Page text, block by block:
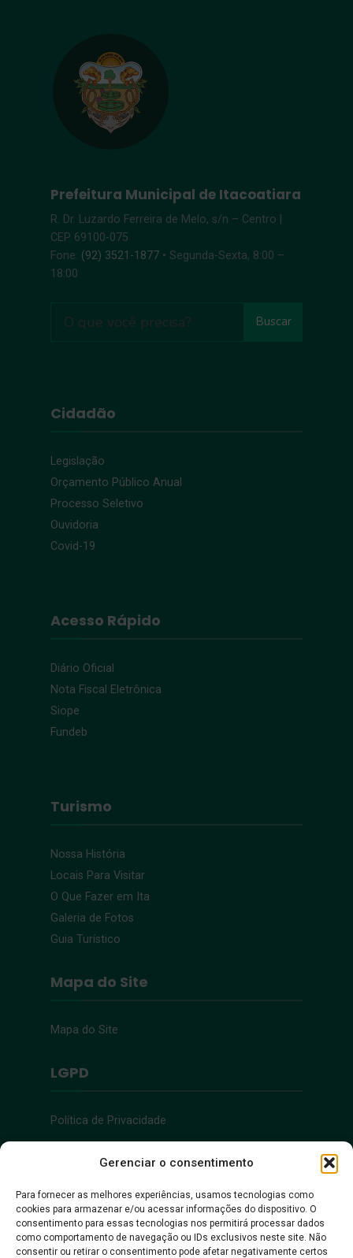
Gerenciar o consentimento
Para fornecer as melhores experiências, usamos tecnologias como
cookies para armazenar e/ou acessar informações do dispositivo. O
consentimento para essas tecnologias nos permitirá processar dados
como comportamento de navegação ou IDs exclusivos neste site. Não
consentir ou retirar o consentimento pode afetar negativamente certos
Prefeitura Municipal de Itacoatiara
R. Dr. Luzardo Ferreira de Melo, s/n – Centro |
CEP 69100-075
Fone: (92) 3521-1877 • Segunda-Sexta, 8:00 –
18:00
Buscar
Cidadão
Legislação
Orçamento Público Anual
Processo Seletivo
Ouvidoria
Covid-19
Acesso Rápido
Diário Oficial
Nota Fiscal Eletrônica
Siope
Fundeb
Turismo
Nossa História
Locais Para Visitar
O Que Fazer em Ita
Galeria de Fotos
Guia Turístico
Mapa do Site
Mapa do Site
LGPD
Política de Privacidade
Acessibilidade
Acessibilidade